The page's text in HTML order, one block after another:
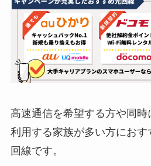
高速通信を希望する方や同
利用する家族が多い方にお
回線です。